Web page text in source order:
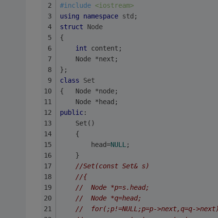
#include <iostream>
using
namespace std ;
struct
Node
{
int content;
	Node *next;
};
class
Set
	Node *head;
public:
	Set()
	{
		head=
NULL ;
	}
//Set(const Set& s)
//{
//	Node *p=s.head;
//	Node *q=head;
//	for(;p!=NULL;p=p->next,q=q-